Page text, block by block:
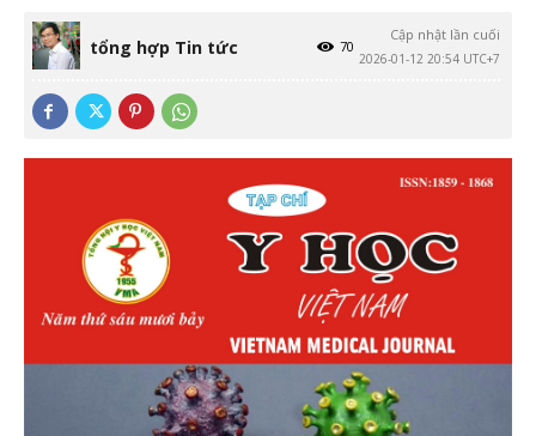
tổng hợp Tin tức
Cập nhật lần cuối
2026-01-12 20:54 UTC+7
70